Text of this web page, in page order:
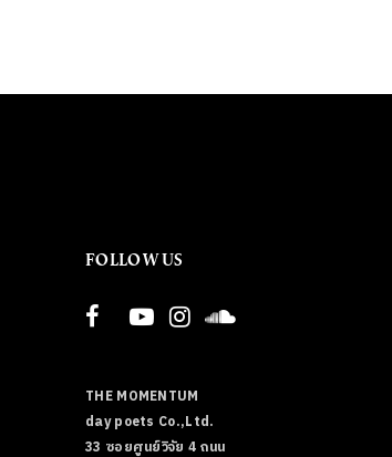
FOLLOW US
THE MOMENTUM
day poets Co.,Ltd.
33 ซอยศูนย์วิจัย 4 ถนน